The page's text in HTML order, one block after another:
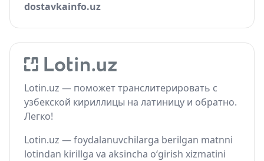
dostavkainfo.uz
Lotin.uz — поможет транслитерировать с
узбекской кириллицы на латиницу и обратно.
Легко!
Lotin.uz — foydalanuvchilarga berilgan matnni
lotindan kirillga va aksincha o‘girish xizmatini